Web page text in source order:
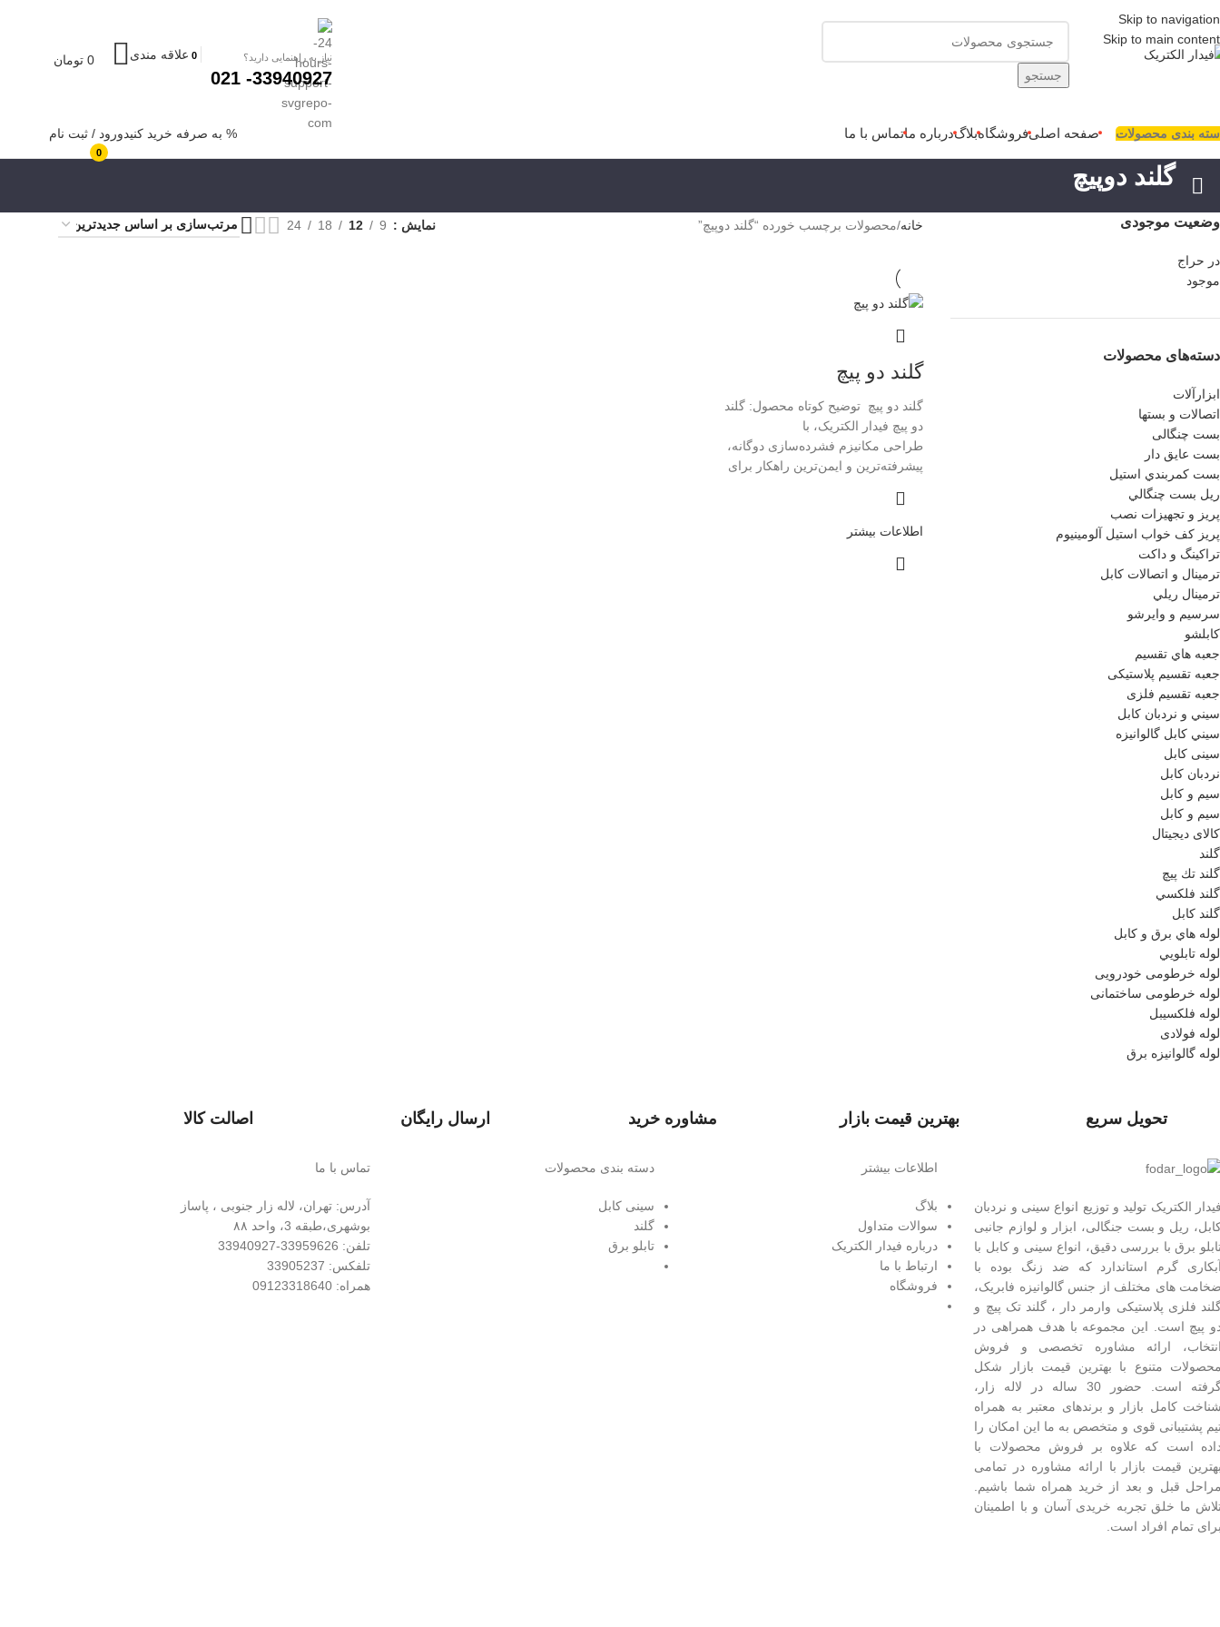
Skip to navigation
Skip to main content
جستجو
نیاز به راهنمایی دارید؟
33940927- 021
0 علاقه مندی
0
0 تومان
بندی محصولات صفحه اصلیفروشگاهبلاگدرباره ماتماس با ما % به صرفه خرید کنیدورود / ثبت نام
گلند دوپیچ
وضعیت موجودی
در حراج
موجود
دسته‌های محصولات
ابزارآلات
اتصالات و بستها
بست چنگالی
بست عايق دار
بست كمربندي استيل
ريل بست چنگالي
پريز و تجهيزات نصب
پريز كف خواب استيل آلومينيوم
تراکینگ و داکت
ترمينال و اتصالات كابل
ترمينال ريلي
سرسيم و وايرشو
كابلشو
جعبه هاي تقسيم
جعبه تقسيم پلاستیکی
جعبه تقسیم فلزی
سيني و نردبان كابل
سيني كابل گالوانيزه
سینی کابل
نردبان كابل
سیم و کابل
سیم و کابل
کالای دیجیتال
گلند
گلند تك پيچ
گلند فلكسي
گلند كابل
لوله هاي برق و كابل
لوله تابلويي
لوله خرطومی خودرویی
لوله خرطومی ساختمانی
لوله فلکسیبل
لوله فولادی
لوله گالوانیزه برق
خانه محصولات برچسب خورده “گلند دوپیچ” نمایش 9
12
18
24
گلند دو پیچ
گلند دو پیچ توضیح کوتاه محصول: گلند
دو پیچ فیدار الکتریک، با
طراحی مکانیزم فشرده‌سازی دوگانه،
پیشرفته‌ترین و ایمن‌ترین راهکار برای
اطلاعات بیشتر
تحویل سریع بهترین قیمت بازار مشاوره خرید ارسال رایگان اصالت کالا
الکتریک توليد و توزیع انواع سینی و نردبان
ریل و بست جنگالی، ابزار و لوازم جانبی
برق با بررسی دقیق، انواع سینی و کابل با
گرم استاندارد که ضد زنگ بوده با
های مختلف از جنس گالوانیزه فابریک،
فلزی پلاستيکی وارمر دار ، گلند تک پيچ و
پيچ است. این مجموعه با هدف همراهی در
ارائه مشاوره تخصصی و فروش
متنوع با بهترین قیمت بازار شکل
گرفته است. حضور 30 ساله در لاله زار،
کامل بازار و برندهای معتبر به همراه
پشتیبانی قوی و متخصص به ما این امکان را
است که علاوه بر فروش محصولات با
قیمت بازار با ارائه مشاوره در تمامی
قبل و بعد از خرید همراه شما باشیم.
ما خلق تجربه خریدی آسان و با اطمینان
تمام افراد است.
اطلاعات بیشتر
بلاگ
سوالات متداول
درباره فیدار الکتریک
ارتباط با ما
فروشگاه
دسته بندی محصولات
سینی کابل
گلند
تابلو برق
تماس با ما
آدرس: تهران، لاله زار جنوبی ، پاساز
بوشهری،طبقه 3، واحد ۸۸
تلفن: 33959626-33940927
تلفکس: 33905237
همراه: 09123318640